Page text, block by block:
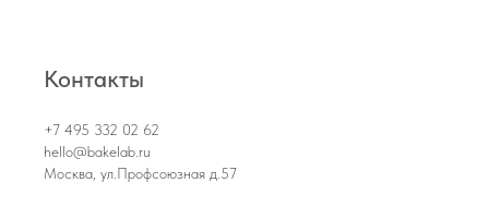
Контакты
+7 495 332 02 62
hello@bakelab.ru
Москва, ул.Профсоюзная д.57